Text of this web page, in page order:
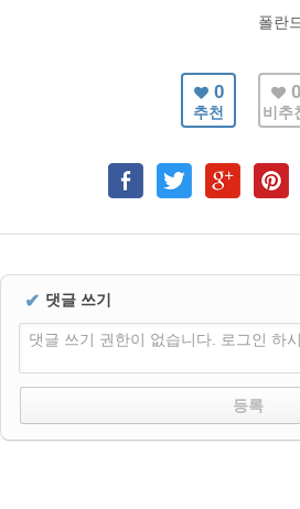
폴란
0
추천
0
비추
✔ 댓글 쓰기
댓글 쓰기 권한이 없습니다. 로그인 하